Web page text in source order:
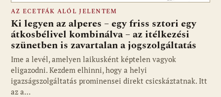
AZ ECETFÁK ALÓL JELENTEM
Ki legyen az alperes – egy friss sztori egy
átkosbélivel kombinálva – az itélkezési
szünetben is zavartalan a jogszolgáltatás
Ime a levél, amelyen laikusként képtelen vagyok
eligazodni. Kezdem elhinni, hogy a helyi
igazságszolgáltatás prominensei direkt csicskáztatnak. Itt
az a…